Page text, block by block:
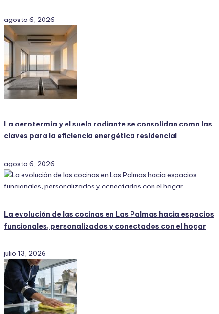
agosto 6, 2026
La aerotermia y el suelo radiante se consolidan como las
claves para la eficiencia energética residencial
agosto 6, 2026
La evolución de las cocinas en Las Palmas hacia espacios
funcionales, personalizados y conectados con el hogar
julio 13, 2026